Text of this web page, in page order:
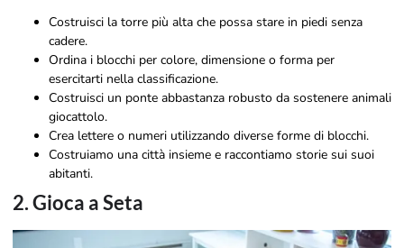
Costruisci la torre più alta che possa stare in piedi senza
cadere.
Ordina i blocchi per colore, dimensione o forma per
esercitarti nella classificazione.
Costruisci un ponte abbastanza robusto da sostenere animali
giocattolo.
Crea lettere o numeri utilizzando diverse forme di blocchi.
Costruiamo una città insieme e raccontiamo storie sui suoi
abitanti.
2. Gioca a Seta